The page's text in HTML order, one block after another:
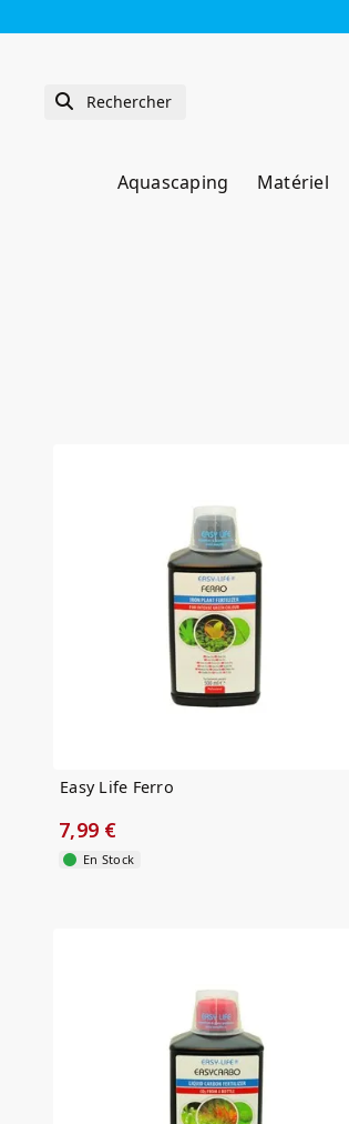
Aquascaping Matériel
Easy Life Ferro
7,99 €
En Stock